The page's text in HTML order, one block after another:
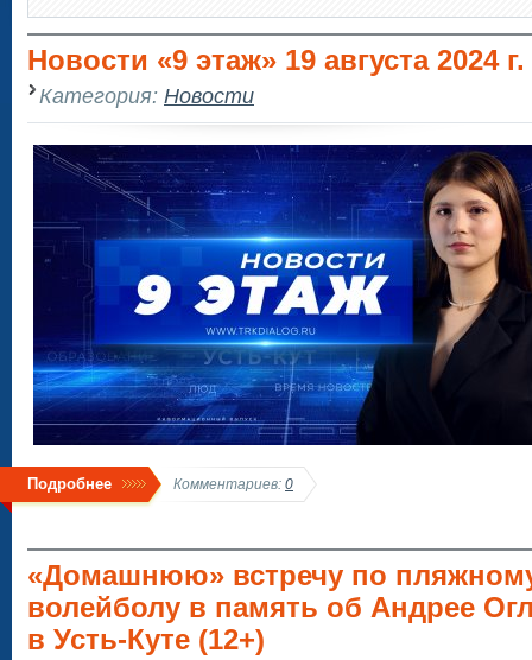
Новости «9 этаж» 19 августа 2024 г.
Категория: Новости
Подробнее Комментариев: 0
«Домашнюю» встречу по
волейболу в память об Андрее
в Усть-Куте (12+)